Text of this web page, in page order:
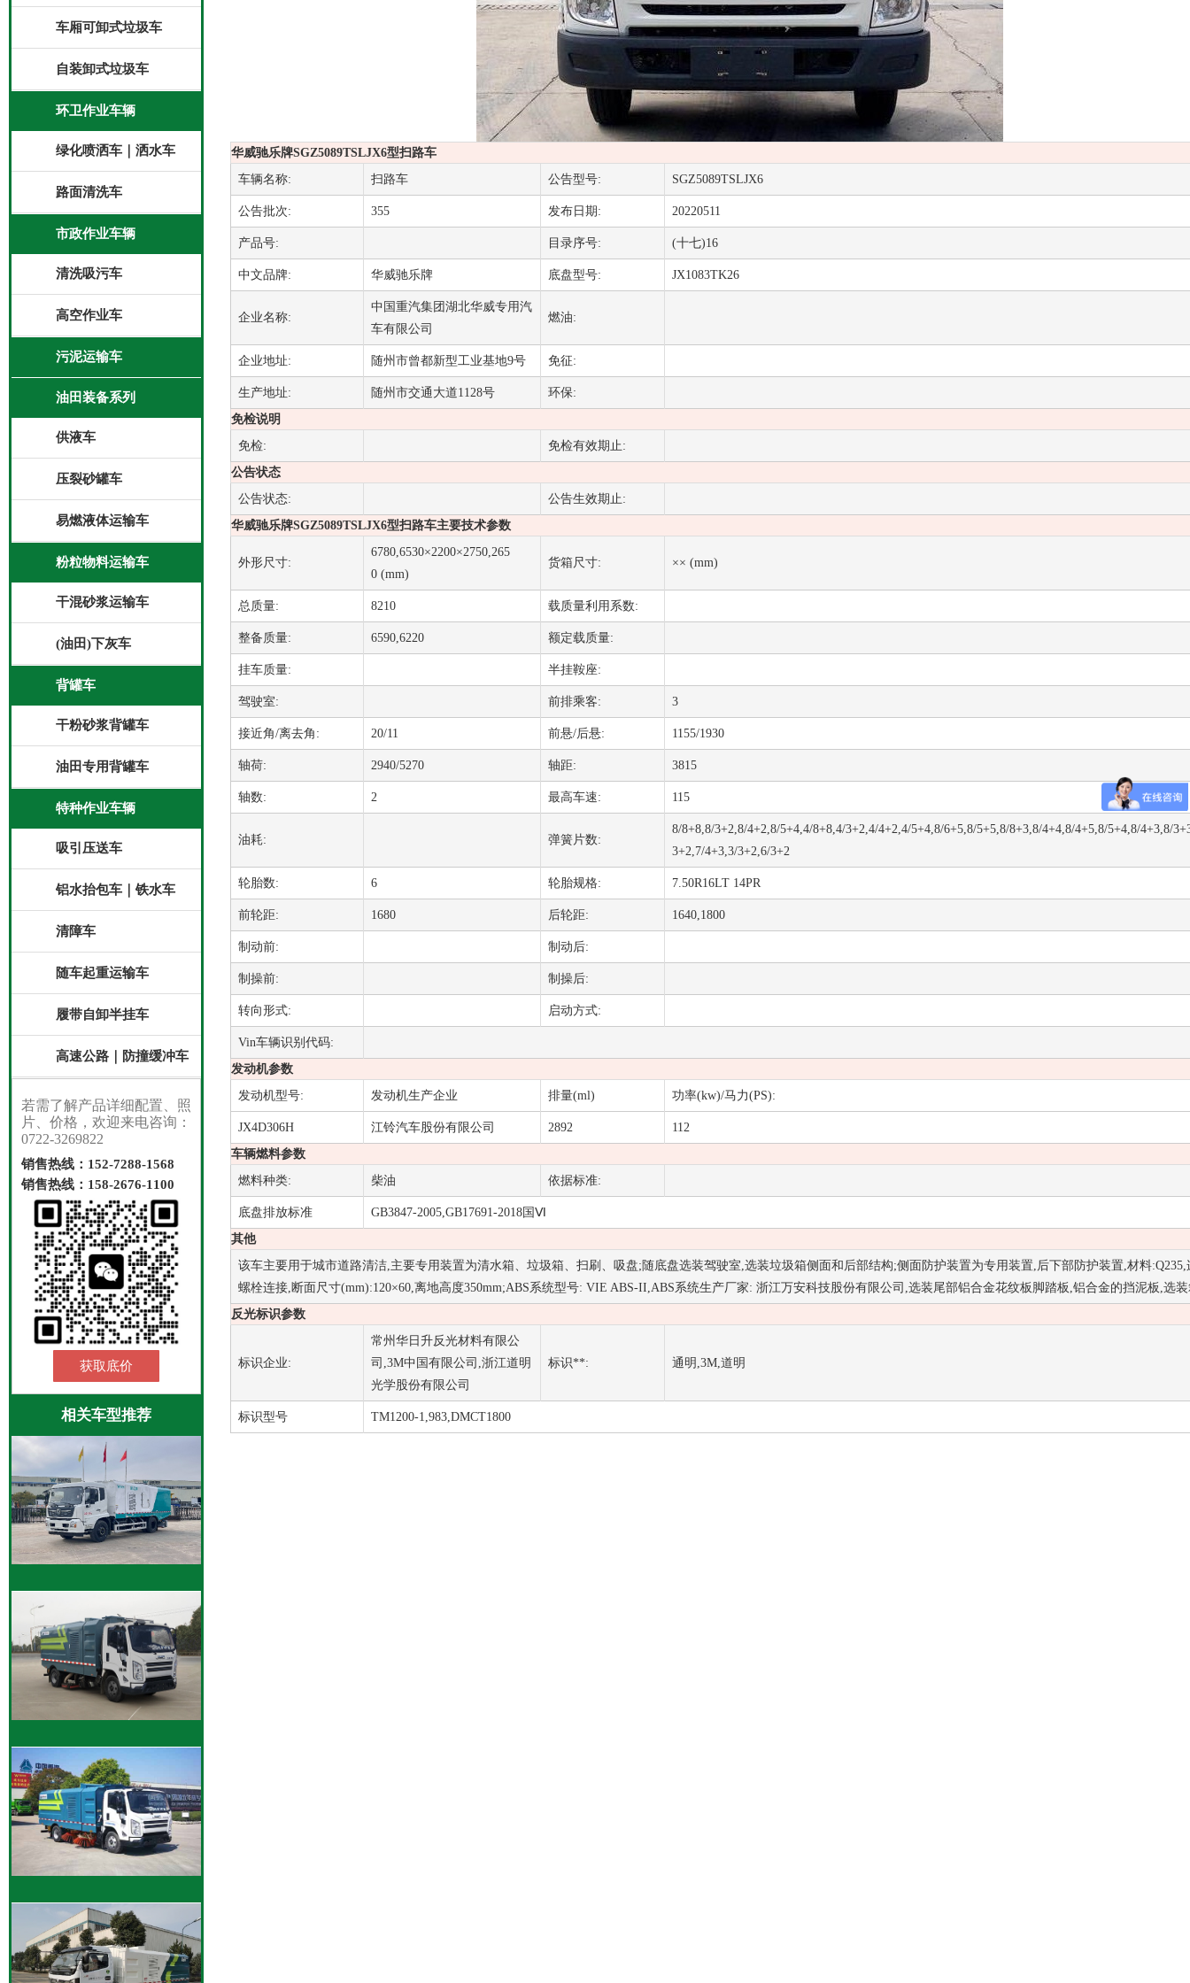
车厢可卸式垃圾车
自装卸式垃圾车
环卫作业车辆
绿化喷洒车｜洒水车
路面清洗车
市政作业车辆
清洗吸污车
高空作业车
污泥运输车
油田装备系列
供液车
压裂砂罐车
易燃液体运输车
粉粒物料运输车
干混砂浆运输车
(油田)下灰车
背罐车
干粉砂浆背罐车
油田专用背罐车
特种作业车辆
吸引压送车
铝水抬包车｜铁水车
清障车
随车起重运输车
履带自卸半挂车
高速公路｜防撞缓冲车
若需了解产品详细配置、照
片、价格，欢迎来电咨询：
0722-3269822
销售热线：152-7288-1568
销售热线：158-2676-1100
获取底价
相关车型推荐
华威驰乐牌SGZ5189TXCDF6型
深度吸尘车|道路污染清除车|扫
路车|清扫车
华威驰乐牌SGZ5089TXCJX6型
吸尘车
华威驰乐牌SGZ5089TSLJX6型
扫路车
华威驰乐牌SGZ5089TSLJX6型扫路车
车辆名称:
扫路车 公告型号: SGZ5089TSLJX6
公告批次: 355 发布日期: 20220511
产品号: 目录序号: (十七)16
中文品牌: 华威驰乐牌 底盘型号: JX1083TK26
企业名称:
中国重汽集团湖北华威专用汽
车有限公司
燃油:
企业地址: 随州市曾都新型工业基地9号 免征:
生产地址: 随州市交通大道1128号
环保:
免检说明
免检:
免检有效期止:
公告状态
公告状态:
公告生效期止:
华威驰乐牌SGZ5089TSLJX6型扫路车主要技术参数
外形尺寸:
6780,6530×2200×2750,265
0 (mm)
货箱尺寸: ×× (mm)
总质量: 8210 载质量利用系数:
整备质量: 6590,6220 额定载质量:
挂车质量: 半挂鞍座:
驾驶室: 前排乘客: 3
接近角/离去角: 20/11 前悬/后悬: 1155/1930
轴荷: 2940/5270 轴距: 3815
轴数: 2 最高车速: 115
油耗: 弹簧片数:
8/8+8,8/3+2,8/4+2,8/5+4,4/8+8,4/3+2,4/4+2,4/5+4,8/6+5,8/5+5,8/8+3,8/4+4,8/4+5,8/5+4,8/4+3,8/
3+2,7/4+3,3/3+2,6/3+2
轮胎数: 6 轮胎规格: 7.50R16LT 14PR
前轮距: 1680 后轮距: 1640,1800
制动前: 制动后:
制操前: 制操后:
转向形式: 启动方式:
Vin车辆识别代码:
发动机参数
发动机型号:
发动机生产企业 排量(ml) 功率(kw)/马力(PS):
JX4D306H 江铃汽车股份有限公司 2892
112
车辆燃料参数
燃料种类:
柴油 依据标准:
底盘排放标准
GB3847-2005,GB17691-2018国Ⅵ
其他
该车主要用于城市道路清洁,主要专用装置为清水箱、垃圾箱、扫刷、吸盘;随底盘选装驾驶室,选装垃圾箱侧面和后部结构;侧面防护装置为专用装置,后下部防护装置,材料:Q235,
螺栓连接,断面尺寸(mm):120×60,离地高度350mm;ABS系统型号: VIE ABS-II,ABS系统生产厂家: 浙江万安科技股份有限公司,选装尾部铝合金花纹板脚踏板,铝合金的挡泥板,选
反光标识参数
标识企业:
常州华日升反光材料有限公
司,3M中国有限公司,浙江道明
光学股份有限公司
标识**: 通明,3M,道明
标识型号 TM1200-1,983,DMCT1800